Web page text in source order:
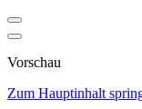
Vorschau
Zum Hauptinhalt